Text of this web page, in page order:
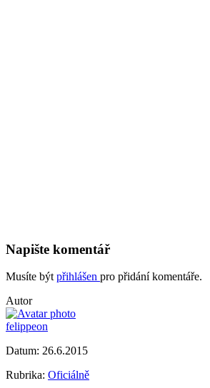
Napište komentář
Musíte být přihlášen pro přidání komentáře.
Autor
felippeon
Datum: 26.6.2015
Rubrika: Oficiálně